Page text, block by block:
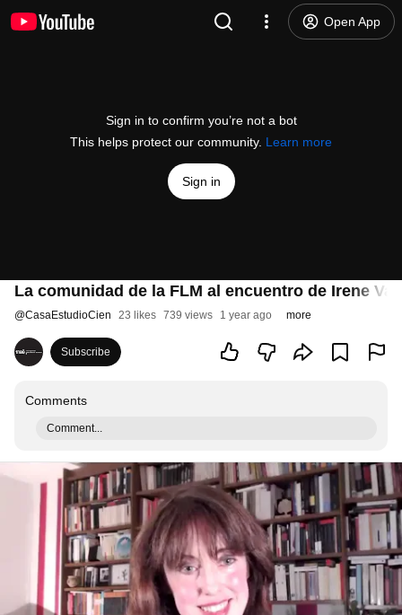
Open App
Sign in to confirm you’re not a bot
This helps protect our community. Learn more
Sign in
La comunidad de la FLM al encuentro de Irene
@CasaEstudioCien 23 likes 739 views 1 year ago more
Subscribe
Comments
Comment...